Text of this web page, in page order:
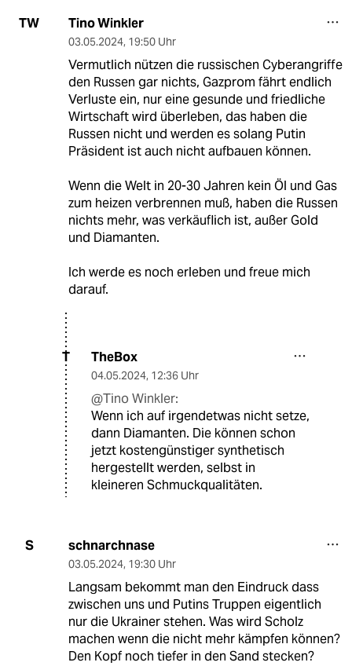
TW Tino Winkler
03.05.2024, 19:50 Uhr
Vermutlich nützen die russischen Cyberangriffe
den Russen gar nichts, Gazprom fährt endlich
Verluste ein, nur eine gesunde und friedliche
Wirtschaft wird überleben, das haben die
Russen nicht und werden es solang Putin
Präsident ist auch nicht aufbauen können.
Wenn die Welt in 20-30 Jahren kein Öl und Gas
zum heizen verbrennen muß, haben die Russen
nichts mehr, was verkäuflich ist, außer Gold
und Diamanten.
Ich werde es noch erleben und freue mich
darauf.
T TheBox
04.05.2024, 12:36 Uhr
@Tino Winkler:
Wenn ich auf irgendetwas nicht setze,
dann Diamanten. Die können schon
jetzt kostengünstiger synthetisch
hergestellt werden, selbst in
kleineren Schmuckqualitäten.
S schnarchnase
03.05.2024, 19:30 Uhr
Langsam bekommt man den Eindruck dass
zwischen uns und Putins Truppen eigentlich
nur die Ukrainer stehen. Was wird Scholz
machen wenn die nicht mehr kämpfen können?
Den Kopf noch tiefer in den Sand stecken?